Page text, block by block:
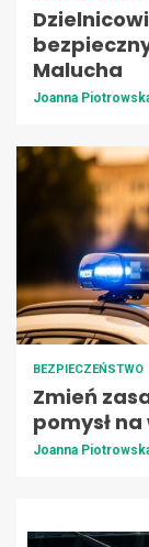
Malucha
Joanna
BEZPIECZEŃSTWO
Zmień
pomysł
Joanna